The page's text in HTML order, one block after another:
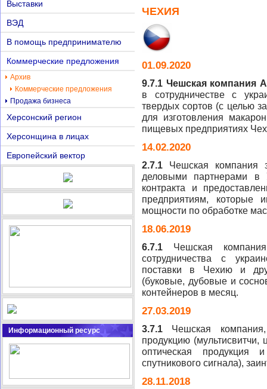
Выставки
ВЭД
В помощь предпринимателю
Коммерческие предложения
Архив
Коммерческие предложения
Продажа бизнеса
Херсонский регион
Херсонщина в лицах
Европейский вектор
Информационный ресурс
ЧЕХИЯ
01.09.2020
9.7.1 Чешская компания
в сотрудничестве с
твердых сортов (с целью
для изготовления
пищевых предприятиях
14.02.2020
2.7.1 Чешская компания
деловыми партнерами в
контракта и
предприятиям, которые
мощности по обработке
18.06.2019
6.7.1 Чешская
сотрудничества с
поставки в Чехию и
(буковые, дубовые и
контейнеров в месяц.
27.03.2019
3.7.1 Чешская компания,
продукцию
оптическая продукция
спутникового сигнала),
28.11.2018